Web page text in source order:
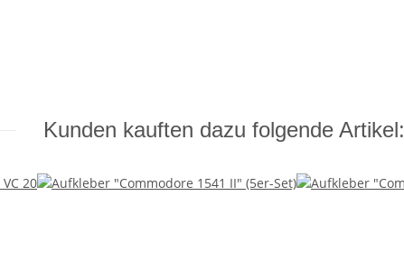
Kunden kauften dazu folgende Artikel: